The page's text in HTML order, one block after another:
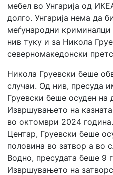
мебел во Унгарија од
долго. Унгарија нема да
меѓународни
нив туку и за Никола
северномакедонски
Никола Груевски беше
случаи. Од нив, пресуда
Груевски беше осуден на
Извршувањето на
во октомври 2024
Центар, Груевски беше
половина во затвор а во
Водно, пресудата беше 9
Извршувањето на